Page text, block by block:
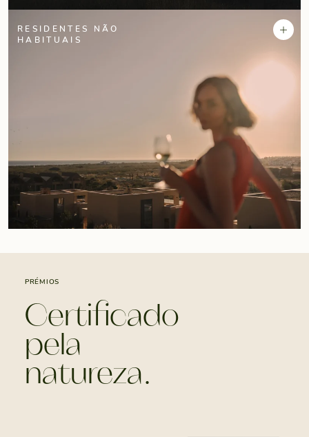
RESIDENTES NÃO
HABITUAIS
+
PRÉMIOS
Certificado
pela
natureza.